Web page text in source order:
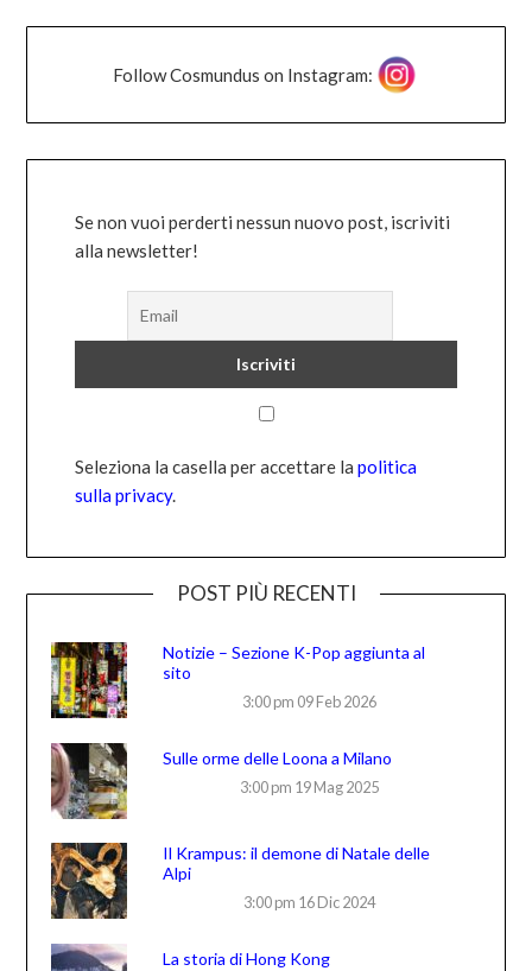
Follow Cosmundus on Instagram:
Se non vuoi perderti nessun nuovo post, iscriviti
alla newsletter!
Seleziona la casella per accettare la politica
sulla privacy.
POST PIÙ RECENTI
Notizie – Sezione K-Pop aggiunta al
sito
3:00 pm 09 Feb 2026
Sulle orme delle Loona a Milano
3:00 pm 19 Mag 2025
Il Krampus: il demone di Natale delle
Alpi
3:00 pm 16 Dic 2024
La storia di Hong Kong